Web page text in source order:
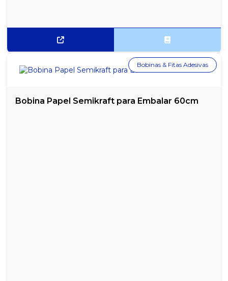
SABONETE PROTEX BALANCE SAUDÁVEL - 85G
Bobina Papel Semikraft para Embalar 60cm
Bobinas & Fitas Adesivas